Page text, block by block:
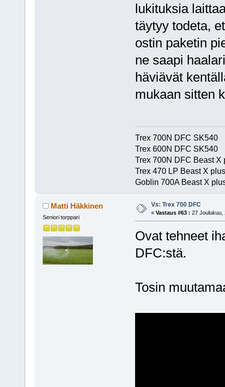
lukituksia
täytyy todeta,
ostin paketin
ne saapi
häviävät
mukaan sitten
Trex 700N DFC SK540
Trex 600N DFC SK540
Trex 700N DFC Beast X
Trex 470 LP Beast X plus
Goblin 700A Beast X
Matti Häkkinen
Seniori torppari
Vs: Trex 700 DFC
« Vastaus #63 : 27 Joulukuu,
Ovat tehneet
DFC:stä.
Tosin